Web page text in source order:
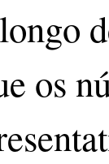
os